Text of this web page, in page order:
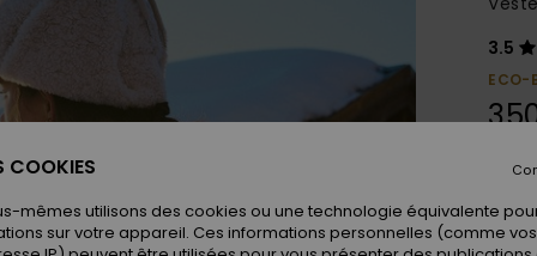
3.5
ECO-
COOKIES
mêmes utilisons des cookies ou une technologie équivalente
sur votre appareil. Ces informations personnelles (comme